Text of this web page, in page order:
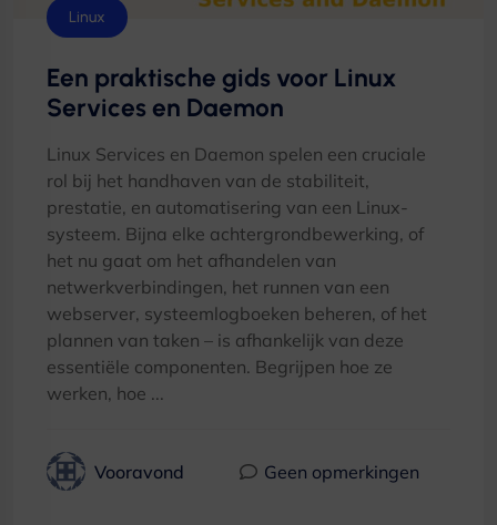
Linux
Een praktische gids voor Linux
Services en Daemon
Linux Services en Daemon spelen een cruciale
rol bij het handhaven van de stabiliteit,
prestatie, en automatisering van een Linux-
systeem. Bijna elke achtergrondbewerking, of
het nu gaat om het afhandelen van
netwerkverbindingen, het runnen van een
webserver, systeemlogboeken beheren, of het
plannen van taken – is afhankelijk van deze
essentiële componenten. Begrijpen hoe ze
werken, hoe ...
Vooravond Geen opmerkingen